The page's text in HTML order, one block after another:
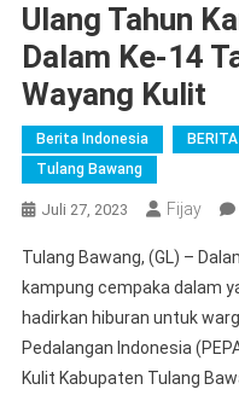
Ulang Tahun
Dalam Ke-14
Wayang Kulit
Berita Indonesia
Tulang Bawang
Juli 27, 2023 Fijay
Tulang Bawang, (GL) –
kampung cempaka dalam
hadirkan hiburan untuk
Pedalangan Indonesia
Kulit Kabupaten Tulang